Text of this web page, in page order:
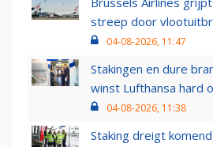
streep door
04-08-2026, 11:47
Stakingen en dure
winst Lufthansa hard
04-08-2026, 11:38
Staking dreigt